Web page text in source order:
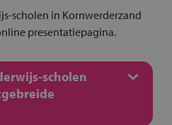
scholen in Kornwerderzand
presentatiepagina.
scholen